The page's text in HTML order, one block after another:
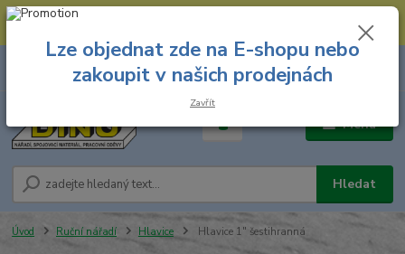
--- Spojovací materiál: 774 431 045 --- Prodejna nářadí: 731 449 423 --
Menu
Hledat
8.00 hod. - 16.00 hod.
za
Úvod Ruční nářadí Hlavice Hlavice 1" šestihranná
Lze objednat zde na E-shopu nebo
zakoupit v našich prodejnách
Zavřít